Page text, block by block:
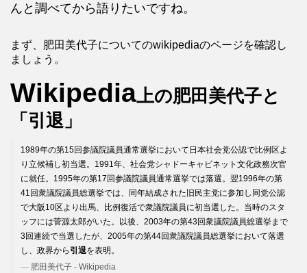
んと調べてから語りたいですね。
まず、肥田美代子についてのwikipediaのページを確認し
ましょう。
Wikipedia上の肥田美代子と
「引退」
1989年の第15回参議院議員通常選挙において日本社会党公認で比例区よ
り立候補し初当選。1991年、社会党シャドーキャビネット文化政務次官
に就任。1995年の第17回参議院議員通常選挙では落選。翌1996年の第
41回衆議院議員総選挙では、同年結成された旧民主党に参加し同党公認
で大阪10区より出馬、比例復活で衆議院議員に初当選した。当時のスタ
ッフには菅源太郎がいた。以後、2003年の第43回衆議院議員総選挙まで
3回連続で当選したが、2005年の第44回衆議院議員総選挙において落選
し、政界から 引退を表明。
肥田美代子 - Wikipedia